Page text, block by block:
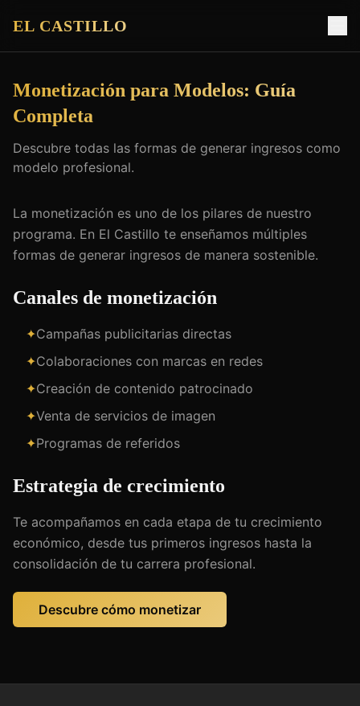
EL CASTILLO
Monetización para Modelos: Guía
Completa
Descubre todas las formas de generar ingresos como
modelo profesional.
La monetización es uno de los pilares de nuestro
programa. En El Castillo te enseñamos múltiples
formas de generar ingresos de manera sostenible.
Canales de monetización
✦Campañas publicitarias directas
✦Colaboraciones con marcas en redes
✦Creación de contenido patrocinado
✦Venta de servicios de imagen
✦Programas de referidos
Estrategia de crecimiento
Te acompañamos en cada etapa de tu crecimiento
económico, desde tus primeros ingresos hasta la
consolidación de tu carrera profesional.
Descubre cómo monetizar